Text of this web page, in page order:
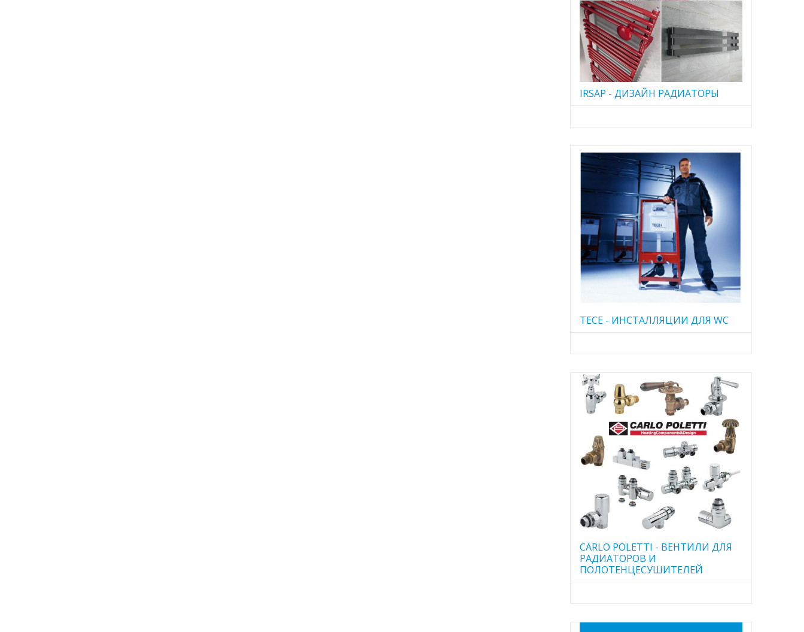
IRSAP - ДИЗАЙН РАДИАТОРЫ
TECE - ИНСТАЛЛЯЦИИ ДЛЯ WC
CARLO POLETTI - ВЕНТИЛИ ДЛЯ
РАДИАТОРОВ И
ПОЛОТЕНЦЕСУШИТЕЛЕЙ